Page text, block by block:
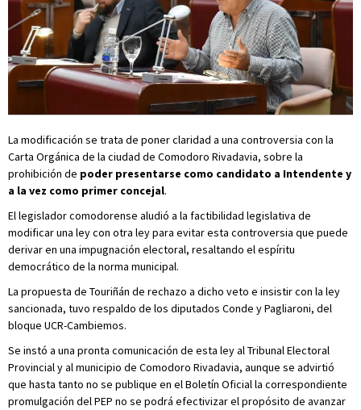
La modificación se trata de poner claridad a una controversia con la
Carta Orgánica de la ciudad de Comodoro Rivadavia, sobre la
prohibición de poder presentarse como candidato a Intendente y
a la vez como primer concejal.
El legislador comodorense aludió a la factibilidad legislativa de
modificar una ley con otra ley para evitar esta controversia que puede
derivar en una impugnación electoral, resaltando el espíritu
democrático de la norma municipal.
La propuesta de Touriñán de rechazo a dicho veto e insistir con la ley
sancionada, tuvo respaldo de los diputados Conde y Pagliaroni, del
bloque UCR-Cambiemos.
Se instó a una pronta comunicación de esta ley al Tribunal Electoral
Provincial y al municipio de Comodoro Rivadavia, aunque se advirtió
que hasta tanto no se publique en el Boletín Oficial la correspondiente
promulgación del PEP no se podrá efectivizar el propósito de avanzar